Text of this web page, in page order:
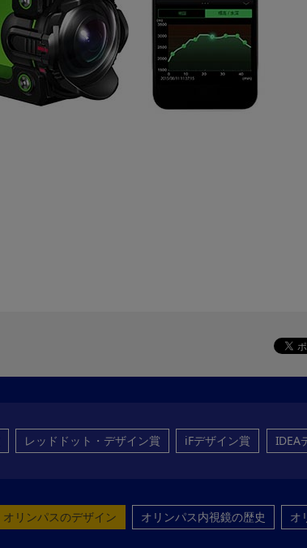
レッドドット・デザイン賞 iFデザイン賞 IDEA
オリンパスのデザイン オリンパス内視鏡の歴史 オ